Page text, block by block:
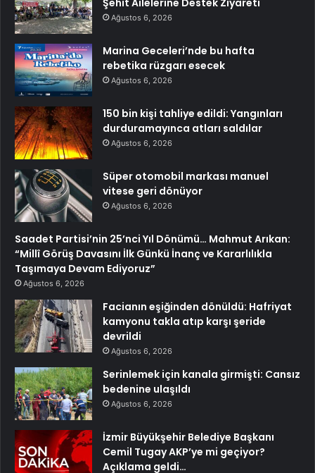
Ağustos 6, 2026
Marina Geceleri’nde bu hafta
rebetika rüzgarı esecek
Ağustos 6, 2026
150 bin kişi tahliye edildi: Yangınları
durduramayınca atları saldılar
Ağustos 6, 2026
Süper otomobil markası manuel
vitese geri dönüyor
Ağustos 6, 2026
Saadet Partisi’nin 25’nci Yıl Dönümü… Mahmut Arıkan:
“Millî Görüş Davasını İlk Günkü İnanç ve Kararlılıkla
Taşımaya Devam Ediyoruz”
Ağustos 6, 2026
Facianın eşiğinden dönüldü: Hafriyat
kamyonu takla atıp karşı şeride
devrildi
Ağustos 6, 2026
Serinlemek için kanala girmişti: Cansız
bedenine ulaşıldı
Ağustos 6, 2026
İzmir Büyükşehir Belediye Başkanı
Cemil Tugay AKP’ye mi geçiyor?
Açıklama geldi…